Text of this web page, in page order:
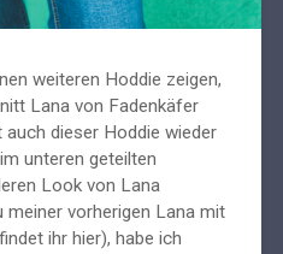
weiteren Hoddie zeigen,
Lana von Fadenkäfer
dieser Hoddie wieder
unteren geteilten
Look von Lana
vorherigen Lana mit
ihr hier), habe ich